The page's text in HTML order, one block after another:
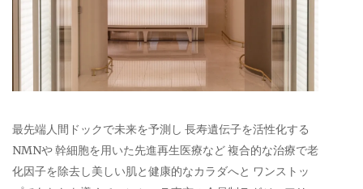
最先端人間ドックで未来を予測し 長寿遺伝子を活性化する
NMNや 幹細胞を用いた先進再生医療など 複合的な治療で老
化因子を除去し美しい肌と健康的なカラダへと ワンストッ